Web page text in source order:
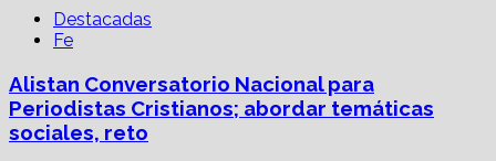
Destacadas
Fe
Alistan Conversatorio Nacional para
Periodistas Cristianos; abordar temáticas
sociales, reto